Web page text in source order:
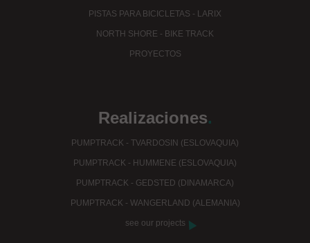
PISTAS PARA BICICLETAS - LARIX
NORTH SHORE - BIKE TRACK
PROYECTOS
Realizaciones.
PUMPTRACK - TVARDOSIN (ESLOVAQUIA)
PUMPTRACK - HUMMENE (ESLOVAQUIA)
PUMPTRACK - GEDSTED (DINAMARCA)
PUMPTRACK - WANGERLAND (ALEMANIA)
see our projects